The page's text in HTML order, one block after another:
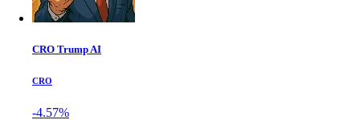
CRO Trump AI
CRO
-4.57%